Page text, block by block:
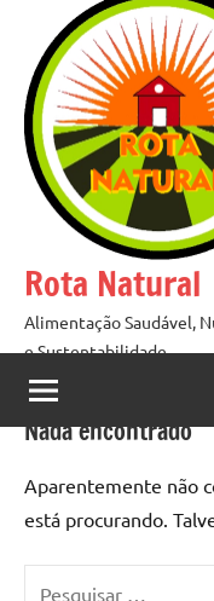
conteúdo
Rota Natural
Alimentação Saudável,
e Sustentabilidade
Nada encontrado
Aparentemente não
está procurando.